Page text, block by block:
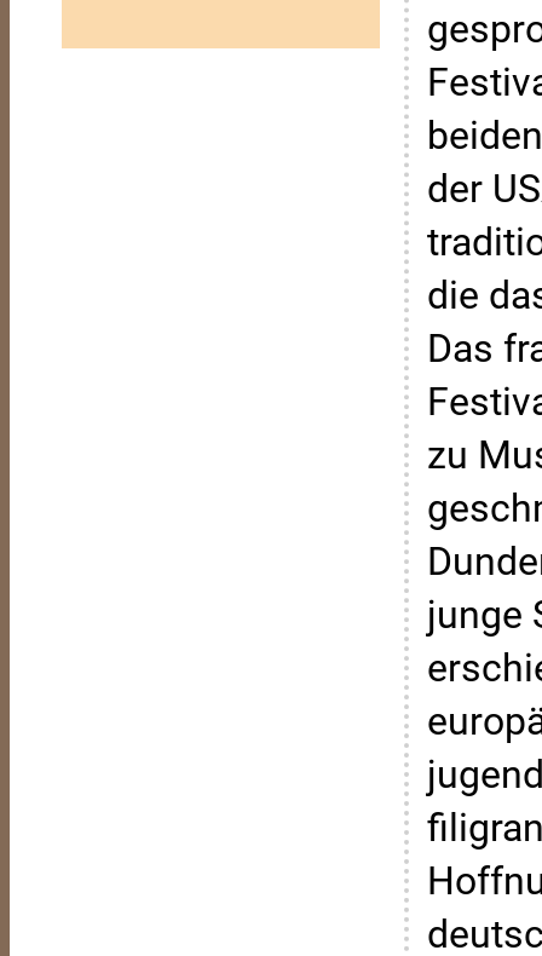
der
die
Das
zu
junge